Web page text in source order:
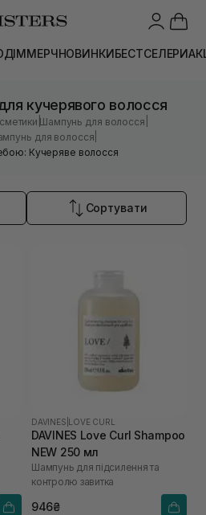
ДІММЕРЧНОВИНКИБЕСТСЕЛЕРИ
кучерявого волосся
|Шампунь для волосся
для волосся
Кучеряве волосся
Сортувати
DAVINES LOVE CURL
DAVINES Love Curl Shampoo
NEW 250 мл
Шампунь для підсилення та
контролю завитка
946₴